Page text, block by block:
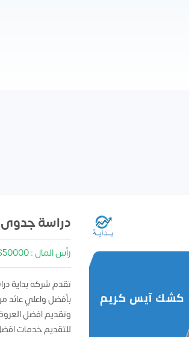
دراسة
رأس المال : 50000$
تقدم شركه بداية
بأفضل واعلي عائد
وتقديم افضل
للتقديم خدمات